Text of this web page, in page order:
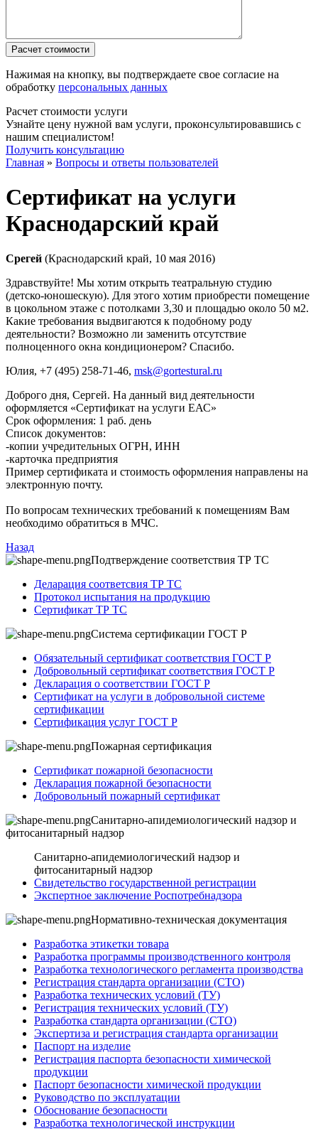
Нажимая на кнопку, вы подтверждаете свое согласие на
обработку персональных данных
Расчет стоимости услуги
Узнайте цену нужной вам услуги, проконсультировавшись с
нашим специалистом!
Получить консультацию
Главная » Вопросы и ответы пользователей
Сертификат на услуги
Краснодарский край
Срегей (Краснодарский край, 10 мая 2016)
Здравствуйте! Мы хотим открыть театральную студию
(детско-юношескую). Для этого хотим приобрести помещение
в цокольном этаже с потолками 3,30 и площадью около 50 м2.
Какие требования выдвигаются к подобному роду
деятельности? Возможно ли заменить отсутствие
полноценного окна кондиционером? Спасибо.
Юлия, +7 (495) 258-71-46, msk@gortestural.ru
Доброго дня, Сергей. На данный вид деятельности
оформляется «Сертификат на услуги ЕАС»
Срок оформления: 1 раб. день
Список документов:
-копии учредительных ОГРН, ИНН
-карточка предприятия
Пример сертификата и стоимость оформления направлены на
электронную почту.
По вопросам технических требований к помещениям Вам
необходимо обратиться в МЧС.
Назад
Подтверждение соответствия ТР ТС
Деларация соответсвия ТР ТС
Протокол испытания на продукцию
Сертификат ТР ТС
Система сертификации ГОСТ Р
Обязательный сертификат соответствия ГОСТ Р
Добровольный сертификат соответствия ГОСТ Р
Декларация о соответствии ГОСТ Р
Сертификат на услуги в добровольной системе
сертификации
Сертификация услуг ГОСТ Р
Пожарная сертификация
Сертификат пожарной безопасности
Декларация пожарной безопасности
Добровольный пожарный сертификат
Санитарно-апидемиологический надзор и
фитосанитарный надзор
Санитарно-апидемиологический надзор и
фитосанитарный надзор
Свидетельство государственной регистрации
Экспертное заключение Роспотребнадзора
Нормативно-техническая документация
Разработка этикетки товара
Разработка программы производственного контроля
Разработка технологического регламента производства
Регистрация стандарта организации (СТО)
Разработка технических условий (ТУ)
Регистрация технических условий (ТУ)
Разработка стандарта организации (СТО)
Экспертиза и регистрация стандарта организации
Паспорт на изделие
Регистрация паспорта безопасности химической
продукции
Паспорт безопасности химической продукции
Руководство по эксплуатации
Обоснование безопасности
Разработка технологической инструкции